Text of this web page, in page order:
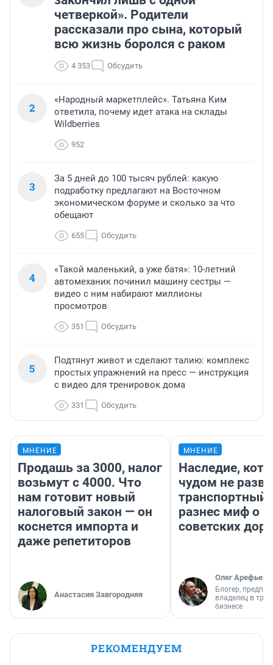
четверкой». Родители
рассказали про сына, который
всю жизнь боролся с раком
4 353 Обсудить
2
«Народный маркетплейс». Татьяна Ким
ответила, почему идет атака на склады
Wildberries
952
3
За 5 дней до 100 тысяч рублей: какую
подработку предлагают на Восточном
экономическом форуме и сколько за что
обещают
655 Обсудить
4
«Такой маленький, а уже батя»: 10-летний
автомеханик починил машину сестры —
видео с ним набирают миллионы
просмотров
351 Обсудить
5
Подтянут живот и сделают талию: комплекс
простых упражнений на пресс — инструкция
с видео для тренировок дома
331 Обсудить
МНЕНИЕ
Продашь за 3000, налог
возьмут с 4000. Что
нам готовит новый
налоговый закон — он
коснется импорта и
даже репетиторов
Анастасия Завгородняя
МНЕНИЕ
Наследие,
чудом не
транспортный
разнес миф о
советских
Олег Арефьев
Блогер,
владелец в
бизнесе
РЕКОМЕНДУЕМ